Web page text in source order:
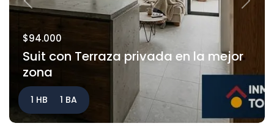
Previous Next
$94.000
Suit con Terraza privada en la mejor
zona
1 HB 1 BA